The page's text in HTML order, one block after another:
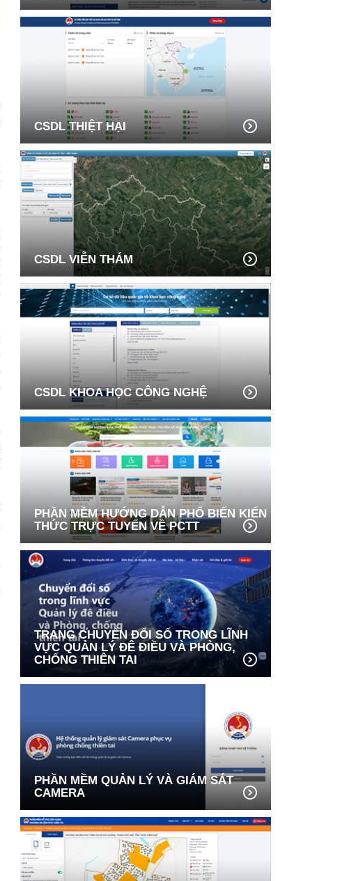
CSDL THIỆT HẠI
CSDL VIỄN THÁM
CSDL KHOA HỌC CÔNG NGHỆ
PHẦN MỀM HƯỚNG DẪN PHỔ BIẾN KIẾN
THỨC TRỰC TUYẾN VỀ PCTT
TRANG CHUYỂN ĐỔI SỐ TRONG LĨNH
VỰC QUẢN LÝ ĐÊ ĐIỀU VÀ PHÒNG,
CHỐNG THIÊN TAI
PHẦN MỀM QUẢN LÝ VÀ GIÁM SÁT
CAMERA